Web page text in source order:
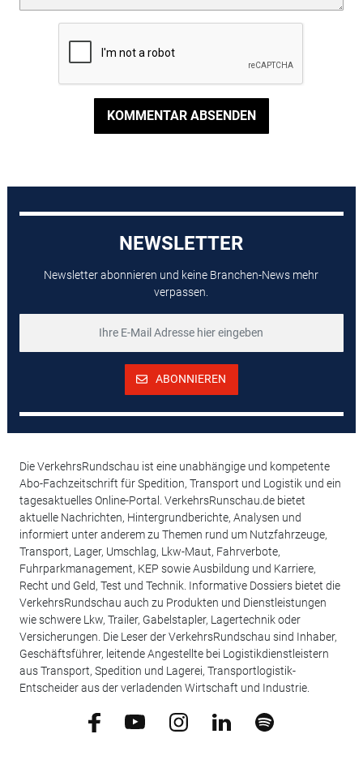
KOMMENTAR ABSENDEN
NEWSLETTER
Newsletter abonnieren und keine Branchen-News mehr
verpassen.
ABONNIEREN
Die VerkehrsRundschau ist eine unabhängige und kompetente
Abo-Fachzeitschrift für Spedition, Transport und Logistik und ein
tagesaktuelles Online-Portal. VerkehrsRunschau.de bietet
aktuelle Nachrichten, Hintergrundberichte, Analysen und
informiert unter anderem zu Themen rund um Nutzfahrzeuge,
Transport, Lager, Umschlag, Lkw-Maut, Fahrverbote,
Fuhrparkmanagement, KEP sowie Ausbildung und Karriere,
Recht und Geld, Test und Technik. Informative Dossiers bietet die
VerkehrsRundschau auch zu Produkten und Dienstleistungen
wie schwere Lkw, Trailer, Gabelstapler, Lagertechnik oder
Versicherungen. Die Leser der VerkehrsRundschau sind Inhaber,
Geschäftsführer, leitende Angestellte bei Logistikdienstleistern
aus Transport, Spedition und Lagerei, Transportlogistik-
Entscheider aus der verladenden Wirtschaft und Industrie.